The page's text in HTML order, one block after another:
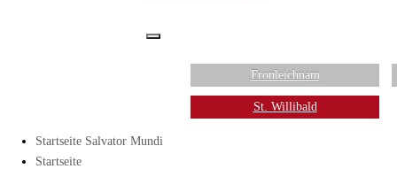
Fronleichnam
St. Willibald
Startseite Salvator Mundi
Startseite